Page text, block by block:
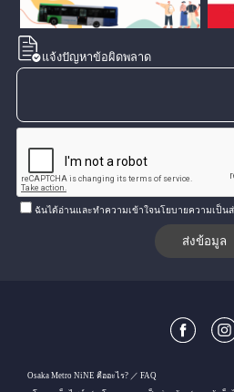
แจ้งปัญหาข้อผิดพลาด
ฉันได้อ่านและทำความเข้าใจนโยบายความเป็น
Osaka Metro NiNE คืออะไร?
FAQ